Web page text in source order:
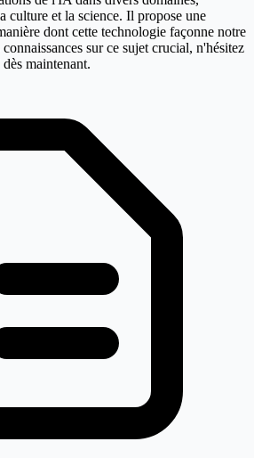
culture et la science. Il propose une
dont cette technologie façonne notre
sur ce sujet crucial, n'hésitez
maintenant.